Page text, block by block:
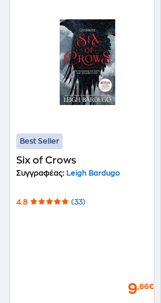
Best Seller
Six of Crows
Συγγραφέας: Leigh Bardugo
4.8 (33)
9,66€